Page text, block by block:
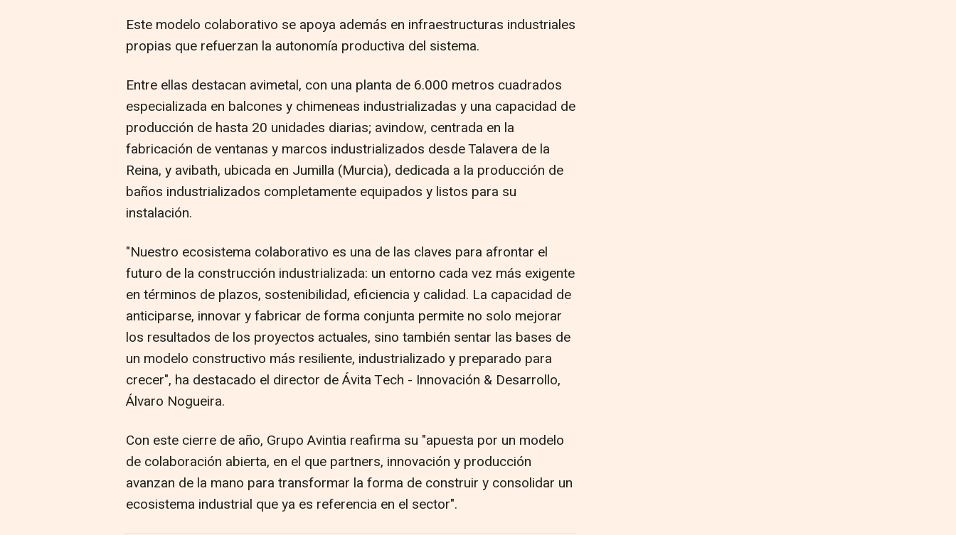
Este modelo colaborativo se apoya además en infraestructuras industriales
propias que refuerzan la autonomía productiva del sistema.
Entre ellas destacan avimetal, con una planta de 6.000 metros cuadrados
especializada en balcones y chimeneas industrializadas y una capacidad de
producción de hasta 20 unidades diarias; avindow, centrada en la
fabricación de ventanas y marcos industrializados desde Talavera de la
Reina, y avibath, ubicada en Jumilla (Murcia), dedicada a la producción de
baños industrializados completamente equipados y listos para su
instalación.
"Nuestro ecosistema colaborativo es una de las claves para afrontar el
futuro de la construcción industrializada: un entorno cada vez más exigente
en términos de plazos, sostenibilidad, eficiencia y calidad. La capacidad de
anticiparse, innovar y fabricar de forma conjunta permite no solo mejorar
los resultados de los proyectos actuales, sino también sentar las bases de
un modelo constructivo más resiliente, industrializado y preparado para
crecer", ha destacado el director de Ávita Tech - Innovación & Desarrollo,
Álvaro Nogueira.
Con este cierre de año, Grupo Avintia reafirma su "apuesta por un modelo
de colaboración abierta, en el que partners, innovación y producción
avanzan de la mano para transformar la forma de construir y consolidar un
ecosistema industrial que ya es referencia en el sector".